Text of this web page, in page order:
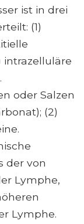
ist in drei
(1)
intrazelluläre
oder Salzen
(2)
der von
Lymphe,
Lymphe.